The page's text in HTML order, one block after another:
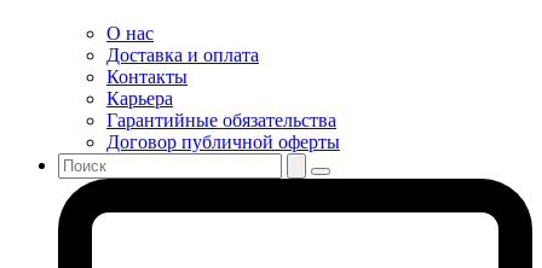
О нас
Доставка и оплата
Контакты
Карьера
Гарантийные обязательства
Договор публичной оферты